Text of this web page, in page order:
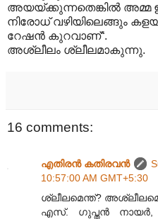
അയയ്ക്കുന്നതെങ്കില്‍ അമ്മ
നിരോധ് വഴിയിലെങ്ങും
റേഷന്‍ കുറവാണ്“.
അശ്ലീലം ശ്ലീലമാകുന്നു.
16 comments:
എതിരന്‍ കതിരവന്‍
10:57:00 AM GMT+5:30
ശ്ലീലമെന്ത്?
എസ്. ഗുപ്തന്‍ നായര്‍,